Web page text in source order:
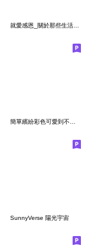
SunnyVerse 陽光宇宙